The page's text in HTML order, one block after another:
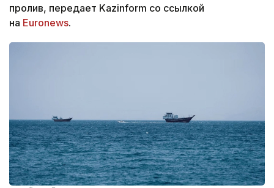
пролив, передает Kazinform со ссылкой
на Euronews.